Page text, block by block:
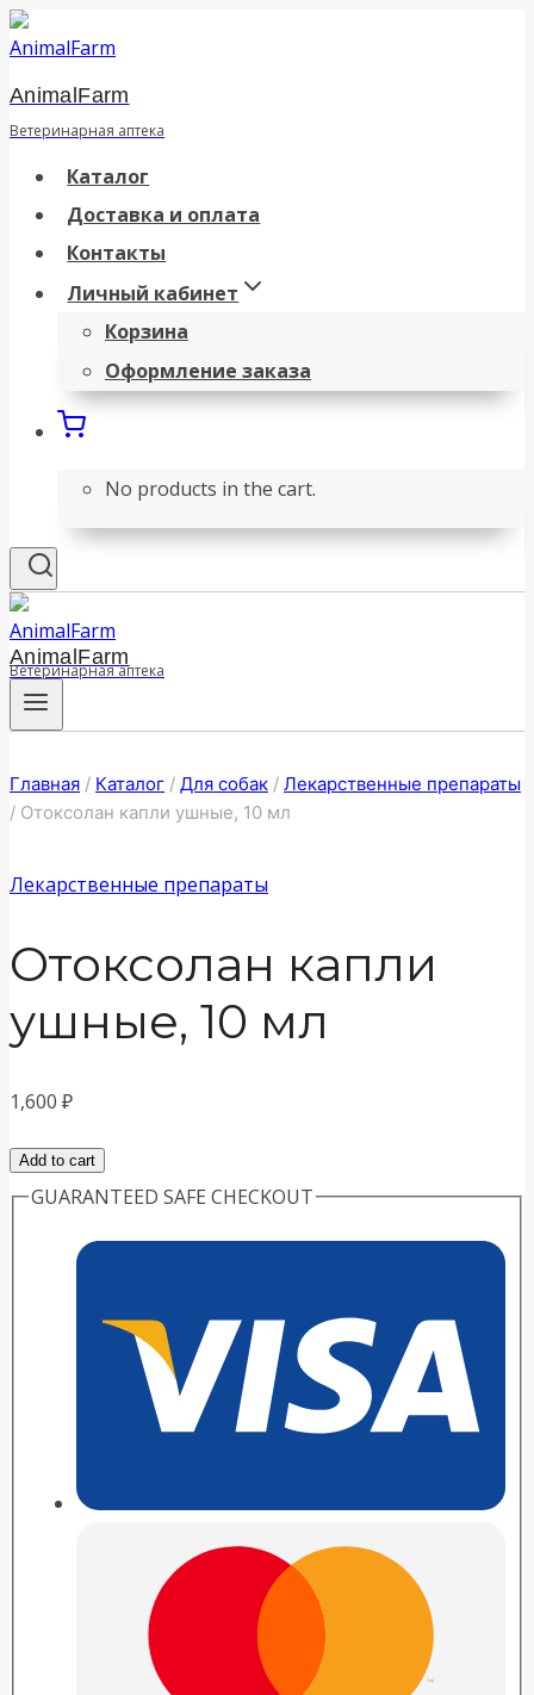
Перейти
к
содержанию
AnimalFarm
Ветеринарная аптека
Каталог
Доставка и оплата
Контакты
Личный кабинет
Корзина
Оформление заказа
No products in the cart.
AnimalFarm
Ветеринарная аптека
Главная / Каталог / Для собак / Лекарственные препараты
/ Отоксолан капли ушные, 10 мл
Лекарственные препараты
Отоксолан капли
ушные, 10 мл
1,600 ₽
Отоксолан
капли
Add to cart
GUARANTEED SAFE CHECKOUT